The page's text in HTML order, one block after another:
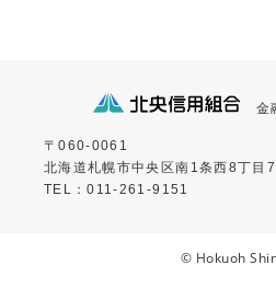
金
〒060-0061
北海道札幌市中央区南1条西8丁目
TEL：011-261-9151
© Hokuoh